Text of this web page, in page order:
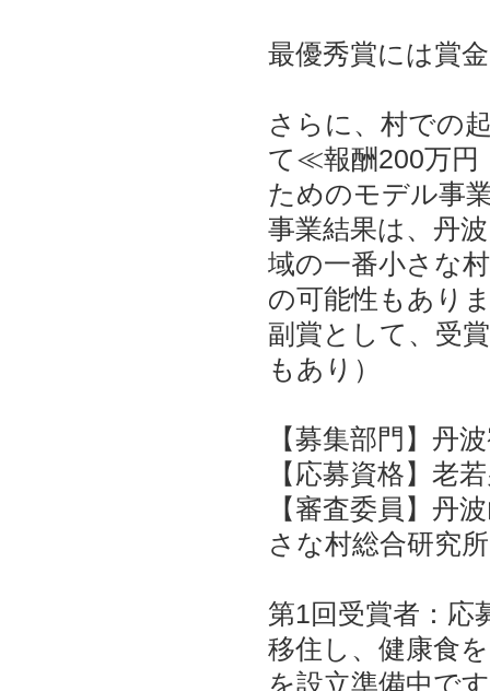
最優秀賞には賞
さらに、村での
て≪報酬200万円
ためのモデル事
事業結果は、丹
域の一番小さな
の可能性もあり
副賞として、受
もあり）
【募集部門】丹
【応募資格】老
【審査委員】丹
さな村総合研究
第1回受賞者：応
移住し、健康食
を設立準備中で